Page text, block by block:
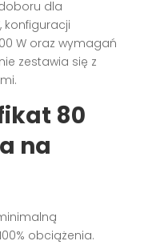
dla
konfiguracji
W oraz wymagań
zestawia się z
80
na
obciążenia.